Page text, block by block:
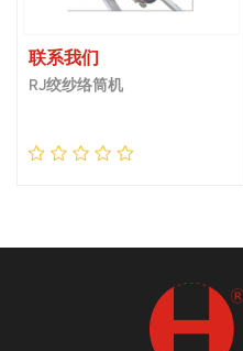
联系我们
RJ绞纱络筒机